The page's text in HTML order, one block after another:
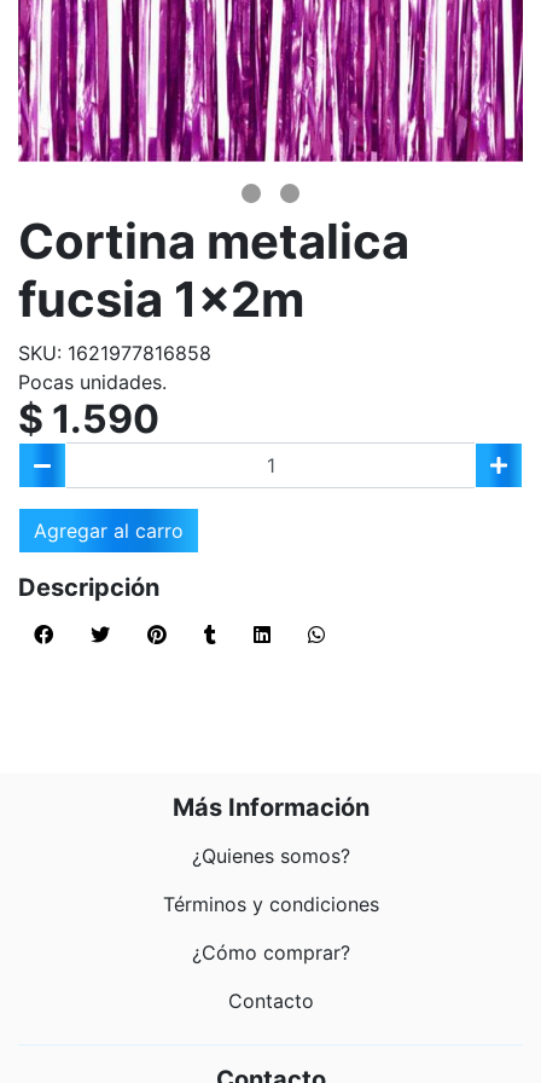
Cortina metalica
fucsia 1x2m
SKU: 1621977816858
Pocas unidades.
$ 1.590
Agregar al carro
Descripción
Más Información
¿Quienes somos?
Términos y condiciones
¿Cómo comprar?
Contacto